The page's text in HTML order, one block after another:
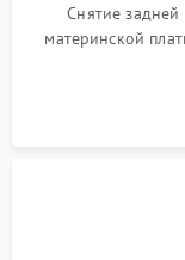
Снятие задней
материнской
Проверка